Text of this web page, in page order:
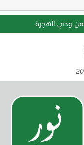
من وحي الهجرة